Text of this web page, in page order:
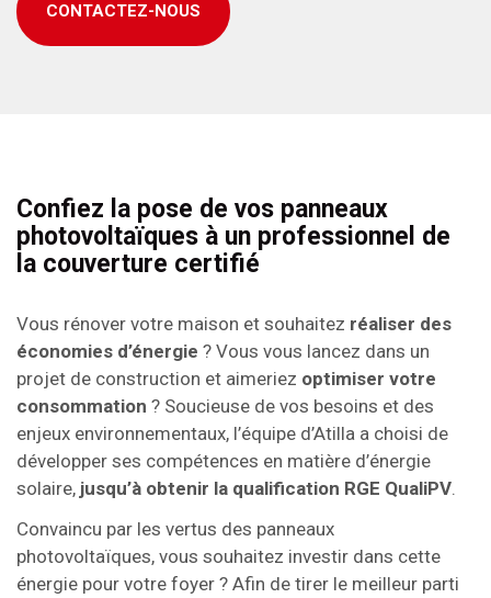
CONTACTEZ-NOUS
Confiez la pose de vos panneaux
photovoltaïques à un professionnel de
la couverture certifié
Vous rénover votre maison et souhaitez réaliser des
économies d’énergie ? Vous vous lancez dans un
projet de construction et aimeriez optimiser votre
consommation ? Soucieuse de vos besoins et des
enjeux environnementaux, l’équipe d’Atilla a choisi de
développer ses compétences en matière d’énergie
solaire, jusqu’à obtenir la qualification RGE QualiPV.
Convaincu par les vertus des panneaux
photovoltaïques, vous souhaitez investir dans cette
énergie pour votre foyer ? Afin de tirer le meilleur parti